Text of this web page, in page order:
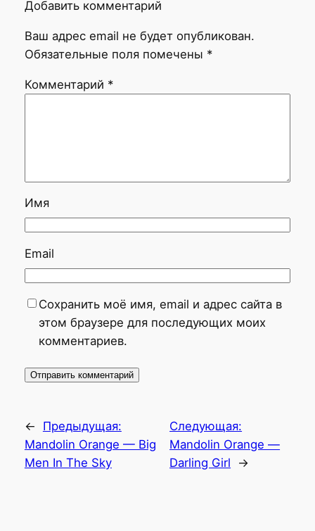
Добавить комментарий
Ваш адрес email не будет опубликован.
Обязательные поля помечены *
Комментарий *
Имя
Email
Сохранить моё имя, email и адрес сайта в
этом браузере для последующих моих
комментариев.
←
Предыдущая:
Mandolin Orange — Big
Men In The Sky
Следующая:
Mandolin Orange —
Darling Girl
→